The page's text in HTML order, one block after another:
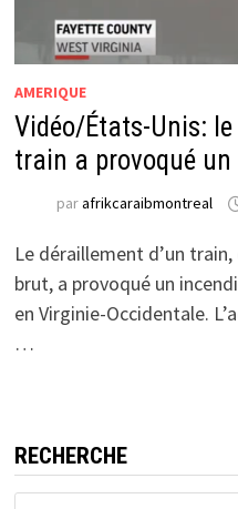
AMERIQUE
Vidéo/États-Unis:
train a provoqué un
parafrikcaraibmontreal
Le déraillement d’un
brut, a provoqué un
en Virginie-Occidentale.
…
RECHERCHE